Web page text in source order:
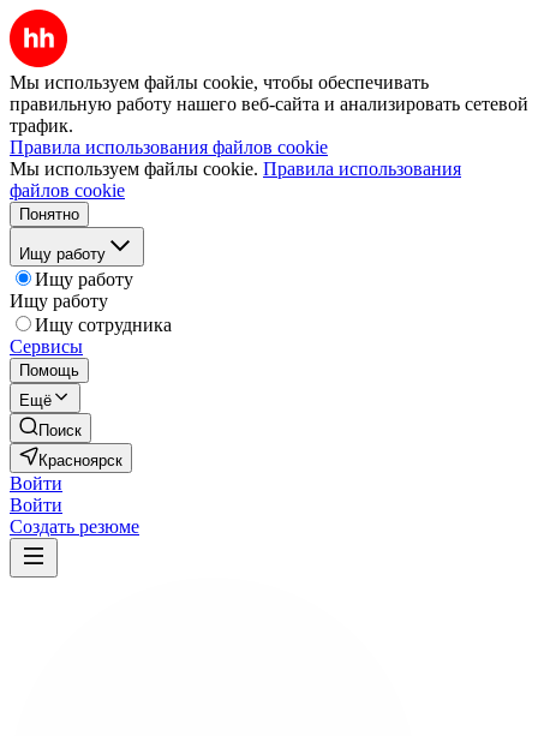
Мы используем файлы cookie, чтобы обеспечивать
правильную работу нашего веб-сайта и анализировать сетевой
трафик.
Правила использования файлов cookie
Мы используем файлы cookie. Правила использования
файлов cookie
Понятно
Ищу работу
Ищу работу
Ищу работу
Ищу сотрудника
Сервисы
Помощь
Ещё
Поиск
Красноярск
Войти
Войти
Создать резюме